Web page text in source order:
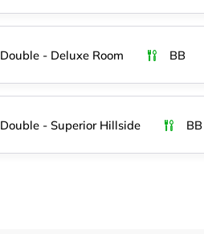
Double - Deluxe Room BB
Double - Superior Hillside BB